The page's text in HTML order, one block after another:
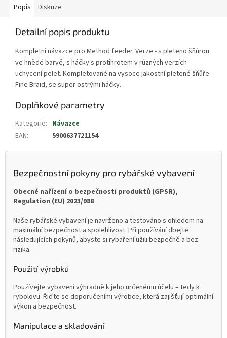
Popis Diskuze
Detailní popis produktu
Kompletní návazce pro Method feeder. Verze - s pleteno šňůrou
ve hnědé barvě, s háčky s protihrotem v různých verzích
uchycení pelet. Kompletované na vysoce jakostní pletené šňůře
Fine Braid, se super ostrými háčky.
Doplňkové parametry
Kategorie: Návazce
EAN: 5900637721154
Bezpečnostní pokyny pro rybářské vybavení
Obecné nařízení o bezpečnosti produktů (GPSR),
Regulation (EU) 2023/988
Naše rybářské vybavení je navrženo a testováno s ohledem na
maximální bezpečnost a spolehlivost. Při používání dbejte
následujících pokynů, abyste si rybaření užili bezpečně a bez
rizika.
Použití výrobků
Používejte vybavení výhradně k jeho určenému účelu – tedy k
rybolovu. Řiďte se doporučeními výrobce, která zajišťují optimální
výkon a bezpečnost.
Manipulace a skladování